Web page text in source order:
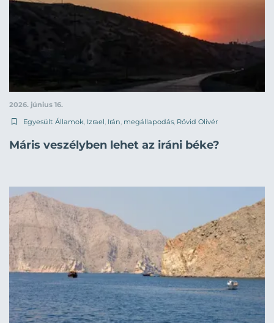
2026. június 16.
Egyesült Államok, Izrael, Irán, megállapodás, Rövid Olivér
Máris veszélyben lehet az iráni béke?